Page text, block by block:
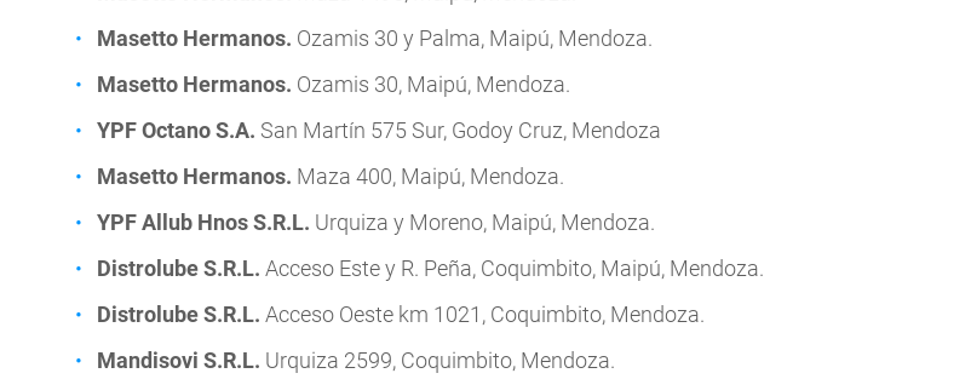
Masetto Hermanos. Ozamis 30 y Palma, Maipú, Mendoza.
Masetto Hermanos. Ozamis 30, Maipú, Mendoza.
YPF Octano S.A. San Martín 575 Sur, Godoy Cruz, Mendoza
Masetto Hermanos. Maza 400, Maipú, Mendoza.
YPF Allub Hnos S.R.L. Urquiza y Moreno, Maipú, Mendoza.
Distrolube S.R.L. Acceso Este y R. Peña, Coquimbito, Maipú, Mendoza.
Distrolube S.R.L. Acceso Oeste km 1021, Coquimbito, Mendoza.
Mandisovi S.R.L. Urquiza 2599, Coquimbito, Mendoza.